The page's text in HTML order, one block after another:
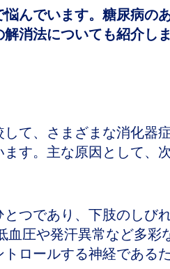
んでいます。糖尿病の
消法についても紹介しま
て、さまざまな消化器
す。主な原因として、
つであり、下肢のしび
圧や発汗異常など多
ロールする神経である